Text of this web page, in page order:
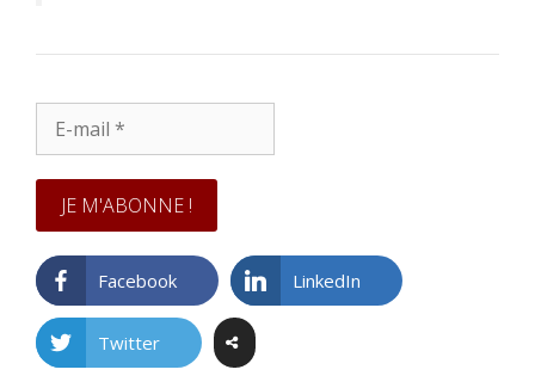
mail
Facebook LinkedIn
Twitter